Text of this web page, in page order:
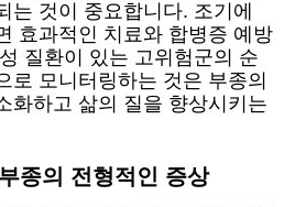
는 것이 중요합니다. 조기에
효과적인 치료와 합병증 예방
질환이 있는 고위험군의 순
로 모니터링하는 것은 부종의
화하고 삶의 질을 향상시키는
종의 전형적인 증상